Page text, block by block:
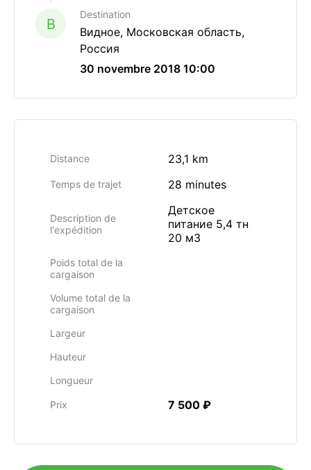
B
Destination
Видное, Московская область,
Россия
30 novembre 2018 10:00
Distance 23,1 km
Temps de trajet 28 minutes
Description de
l'expédition
Детское
питание 5,4 тн
20 м3
Poids total de la
cargaison
Volume total de la
cargaison
Largeur
Hauteur
Longueur
Prix 7 500 ₽